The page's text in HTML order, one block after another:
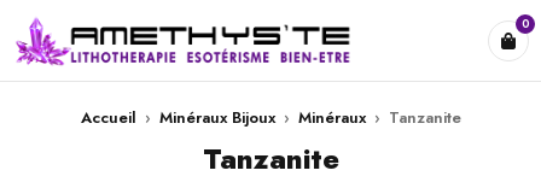
0
Accueil › Minéraux Bijoux › Minéraux › Tanzanite
Tanzanite